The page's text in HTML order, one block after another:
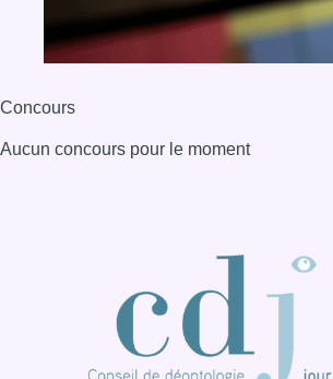
Concours
Aucun concours pour le moment